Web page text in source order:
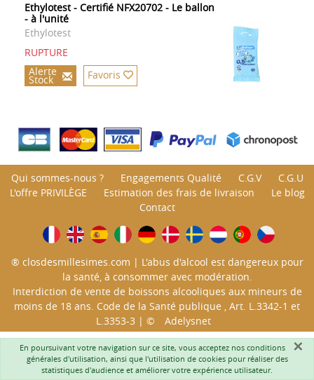
Ethylotest - Certifié NFX20702 - Le ballon
- à l'unité
Ethylotest
RUPTURE
Alerte
Stock Favoris
Qui sommes-nous ? Engagements Qualité C.G.V
C.G.U
L'offre PRIVILÈGE
Estimation des frais de livraison
Le blog
Contact
® closdesmillesimes.com | L'abus d'alcool est dangereux pour
la santé, à consommer avec modération.
Interdiction de vente de boissons alcooliques aux mineurs de
moins de 18 ans. Code de la Santé publique , Art. L.3342-1 et
L.3353-3 | ©
Adelysnet
×
En poursuivant votre navigation sur ce site, vous acceptez nos conditions
générales d'utilisation, ainsi que l'utilisation de cookies pour réaliser des
statistiques d'audience et améliorer votre expérience utilisateur.